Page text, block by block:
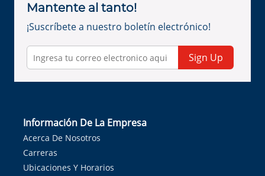
Mantente al tanto!
¡Suscríbete a nuestro boletín electrónico!
Sign Up
Información De La Empresa
Acerca De Nosotros
Carreras
Ubicaciones Y Horarios